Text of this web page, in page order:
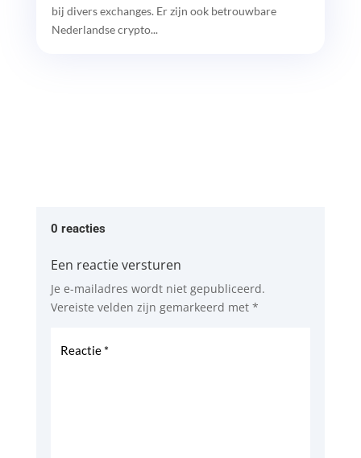
bij divers exchanges. Er zijn ook betrouwbare
Nederlandse crypto...
0 reacties
Een reactie versturen
Je e-mailadres wordt niet gepubliceerd.
Vereiste velden zijn gemarkeerd met *